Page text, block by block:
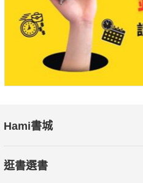
Hami書城
逛書選書